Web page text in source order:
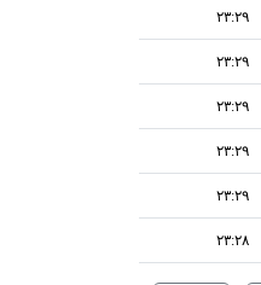
۲۳:۲۹
۲۳:۲۹
۲۳:۲۹
۲۳:۲۹
۲۳:۲۹
۲۳:۲۸